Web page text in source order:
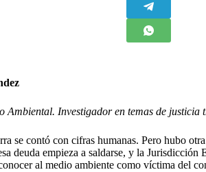
Ambiental. Investigador en temas de
se contó con cifras humanas. Pero hubo
deuda empieza a saldarse, y la Jurisdicción
al medio ambiente como víctima del